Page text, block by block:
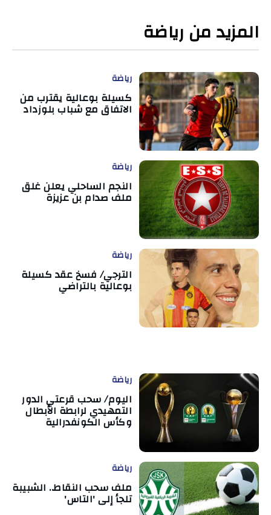
المزيد من رياضة
رياضة
كسيلة بوعالية يقترب من
الاتفاق مع شباب بلوزداد
رياضة
النجم الساحلي يعلن غلق
ملف صدام بن عزيزة
رياضة
الترجي/ فسخ عقد كسيلة
بوعالية بالتراضي
رياضة
اليوم/ سحب قرعتي الدور
التمهيدي لرابطة الأبطال
وكأس الكونفدرالية
رياضة
ملف سحب النقاط.. الشبيبة
تلجأ إلى 'التاس'